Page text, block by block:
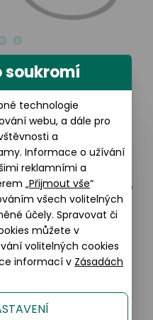
Cadorna 3 Milano,
en/brands/custo
soukromí
technologie
webu, a dále pro
a
Informace o užívání
reklamními a
„Přijmout vše“
všech volitelných
účely. Spravovat či
můžete v
volitelných cookies
informací v Zásadách